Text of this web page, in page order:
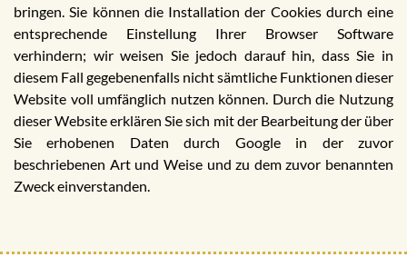
bringen. Sie können die Installation der Cookies durch eine
entsprechende Einstellung Ihrer Browser Software
verhindern; wir weisen Sie jedoch darauf hin, dass Sie in
diesem Fall gegebenenfalls nicht sämtliche Funktionen dieser
Website voll umfänglich nutzen können. Durch die Nutzung
dieser Website erklären Sie sich mit der Bearbeitung der über
Sie erhobenen Daten durch Google in der zuvor
beschriebenen Art und Weise und zu dem zuvor benannten
Zweck einverstanden.